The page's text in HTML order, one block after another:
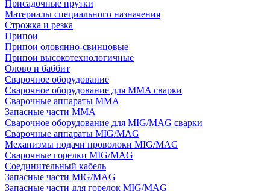
Присадочные прутки
Материалы специального назначения
Строжка и резка
Припои
Припои оловянно-свинцовые
Припои высокотехнологичные
Олово и баббит
Сварочное оборудование
Сварочное оборудование для MMA сварки
Сварочные аппараты MMA
Запасные части MMA
Сварочное оборудование для MIG/MAG сварки
Сварочные аппараты MIG/MAG
Механизмы подачи проволоки MIG/MAG
Сварочные горелки MIG/MAG
Соединительный кабель
Запасные части MIG/MAG
Запасные части для горелок MIG/MAG